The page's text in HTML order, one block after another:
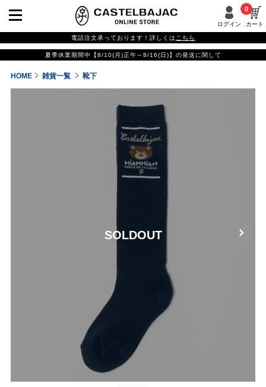
ログイン カート
0
電話注文承っております！詳しくは こちら
夏季休業期間中【8/10(月)正午～8/16(日)】の発送に関して
HOME 雑貨一覧 靴下
SOLDOUT